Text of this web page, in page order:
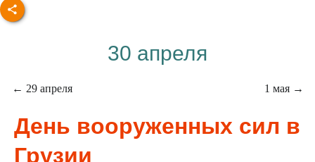
30 апреля
← 29 апреля 1 мая →
День вооруженных сил в
Грузии